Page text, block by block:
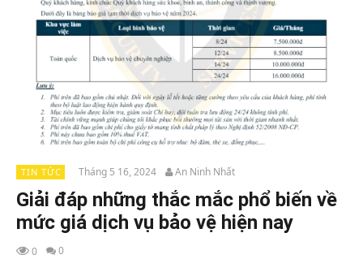
TIN TỨC Tháng 5 16, 2024 An Ninh Nhất
Giải đáp những thắc mắc phổ biến về
mức giá dịch vụ bảo vệ hiện nay
0 0